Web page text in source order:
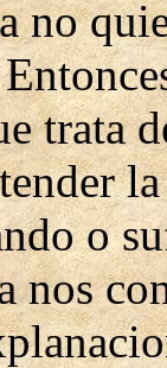
no
trata
o
nos